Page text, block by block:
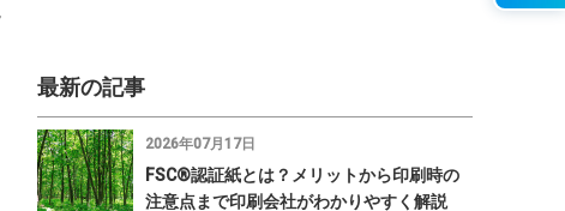
最新の記事
2026年07月17日
FSC®認証紙とは？メリットから印刷時の
注意点まで印刷会社がわかりやすく解説